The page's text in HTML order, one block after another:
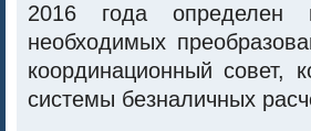
2016 года определен
необходимых
координационный совет,
системы безналичных